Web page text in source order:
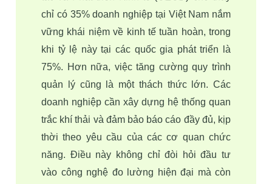
chỉ có 35% doanh nghiệp tại Việt Nam nắm
vững khái niệm về kinh tế tuần hoàn, trong
khi tỷ lệ này tại các quốc gia phát triển là
75%. Hơn nữa, việc tăng cường quy trình
quản lý cũng là một thách thức lớn. Các
doanh nghiệp cần xây dựng hệ thống quan
trắc khí thải và đảm bảo báo cáo đầy đủ, kịp
thời theo yêu cầu của các cơ quan chức
năng. Điều này không chỉ đòi hỏi đầu tư
vào công nghệ đo lường hiện đại mà còn